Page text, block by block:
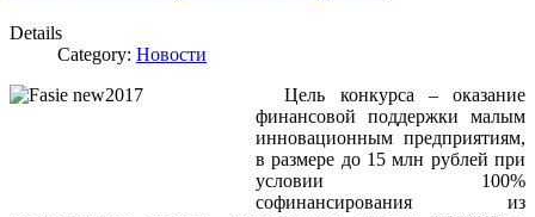
Details
Category: Новости
Цель конкурса – оказание
финансовой поддержки малым
инновационным предприятиям,
в размере до 15 млн рублей при
условии 100%
софинансирования из